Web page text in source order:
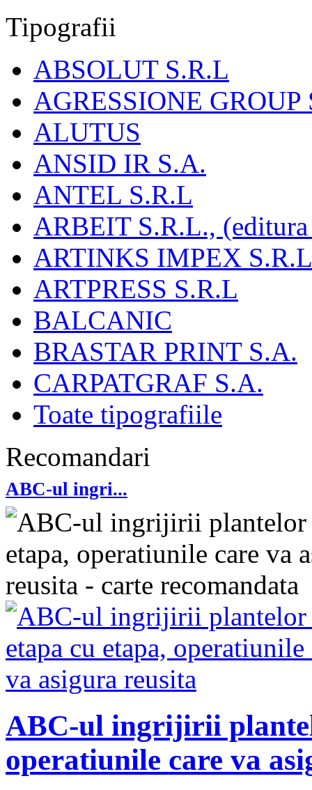
Tipografii
ABSOLUT S.R.L
AGRESSIONE GROUP
ALUTUS
ANSID IR S.A.
ANTEL S.R.L
ARBEIT S.R.L.,
ARTINKS IMPEX
ARTPRESS S.R.L
BALCANIC
BRASTAR PRINT S.A.
CARPATGRAF S.A.
Toate tipografiile
Recomandari
ABC-ul ingri...
ABC-ul ingrijirii
operatiunile care va